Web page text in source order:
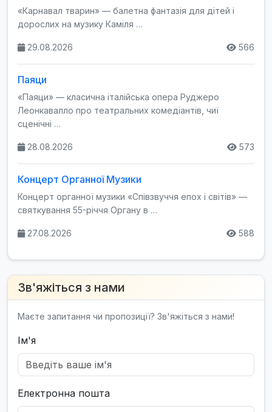
«Карнавал тварин» — балетна фантазія для дітей і
дорослих на музику Каміля …
29.08.2026 566
Паяци
«Паяци» — класична італійська опера Руджеро
Леонкавалло про театральних комедіантів, чиї
сценічні …
28.08.2026 573
Концерт Органної Музики
Концерт органної музики «Співзвуччя епох і світів» —
святкування 55-річчя Органу в …
27.08.2026 588
Зв'яжіться з нами
Маєте запитання чи пропозиції? Зв'яжіться з нами!
Ім'я
Електронна пошта